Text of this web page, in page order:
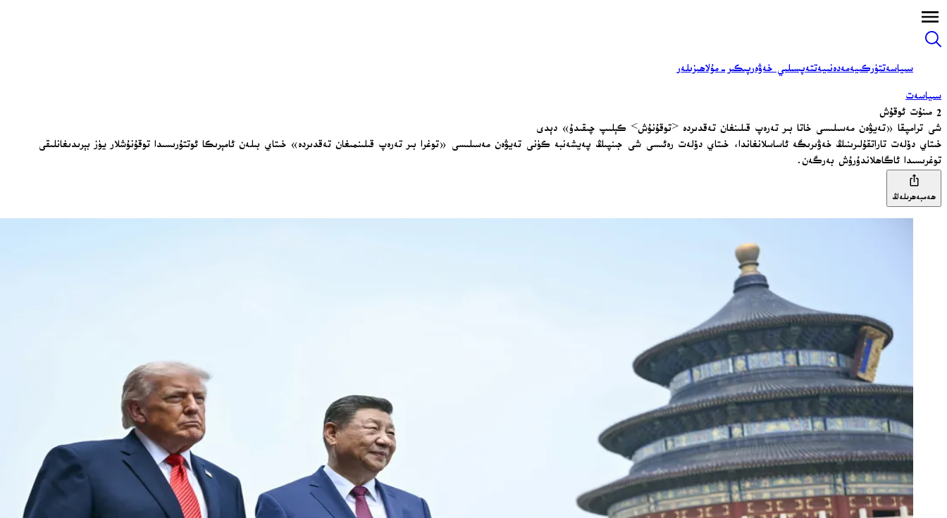
سىياسەتتۈركىيەمەدەنىيەتتەپسىلىي خەۋەرپىكىر-مۇلاھىزىلەر
سىياسەت
2 مىنۇت ئوقۇش
شى ترامپقا «تەيۋەن مەسىلىسى خاتا بىر تەرەپ قىلىنغان تەقدىردە <توقۇنۇش> كېلىپ چىقىدۇ» دېدى
خىتاي دۆلەت تاراتقۇلىرىنىڭ خەۋىرىگە ئاساسلانغاندا، خىتاي دۆلەت رەئىسى شى جىنپىڭ پەيشەنبە كۈنى تەيۋەن مەسىلىسى «توغرا بىر تەرەپ قىلىنمىغان تەقدىردە» خىتاي بىلەن ئامېرىكا ئوتتۇرىسىدا توقۇنۇشلار يۈز بېرىدىغانلىقى
توغرىسىدا ئاگاھلاندۇرۇش بەرگەن.
ھەمبەھرىلەڭ